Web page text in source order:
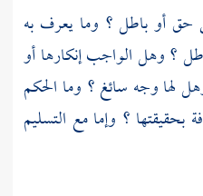
حق أو باطل ؟ وما يعرف به
؟ وهل الواجب إنكارها أو
لها وجه سائغ ؟ وما الحكم
بحقيقتها ؟ وإما مع التسليم